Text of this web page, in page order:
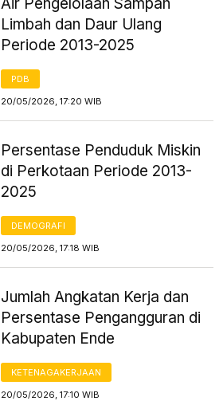
Limbah dan Daur Ulang
Periode 2013-2025
PDB
20/05/2026, 17:20 WIB
Persentase Penduduk Miskin
di Perkotaan Periode 2013-
2025
DEMOGRAFI
20/05/2026, 17:18 WIB
Jumlah Angkatan Kerja dan
Persentase Pengangguran di
Kabupaten Ende
KETENAGAKERJAAN
20/05/2026, 17:10 WIB